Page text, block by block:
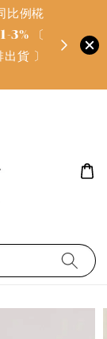
比例椛
3% 〔
貨 〕